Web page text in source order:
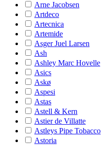
Arne Jacobsen
Artdeco
Artecnica
Artemide
Asger Juel Larsen
Ash
Ashley Marc Hovelle
Asics
Askø
Aspesi
Astas
Astell & Kern
Astier de Villatte
Astleys Pipe Tobacco
Astoria